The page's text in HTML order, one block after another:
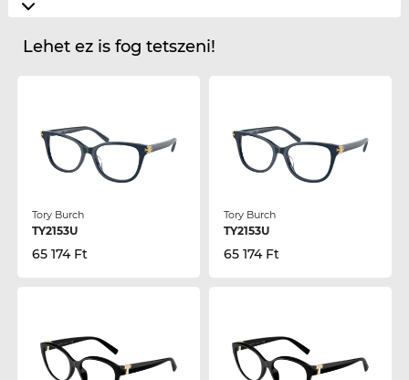
Lehet ez is fog tetszeni!
Tory Burch
TY2153U
65 174 Ft
Tory Burch
TY2153U
65 174 Ft